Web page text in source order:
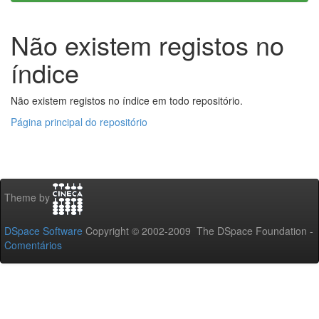
Não existem registos no
índice
Não existem registos no índice em todo repositório.
Página principal do repositório
Theme by
DSpace Software Copyright © 2002-2009 The DSpace Foundation -
Comentários